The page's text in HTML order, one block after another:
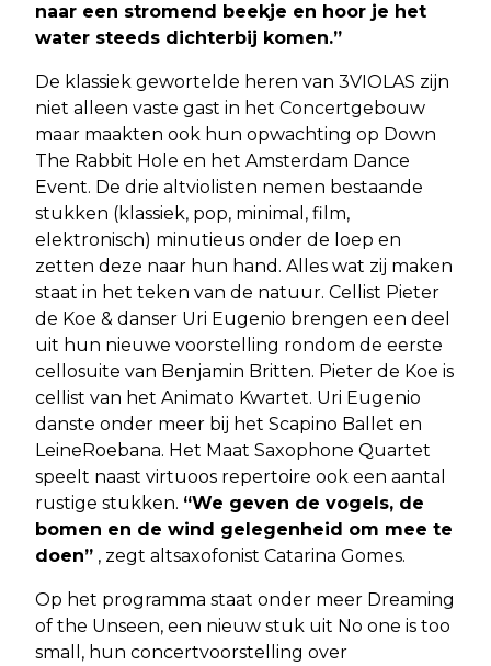
naar een stromend beekje en hoor je het
water steeds dichterbij komen.”
De klassiek gewortelde heren van 3VIOLAS zijn
niet alleen vaste gast in het Concertgebouw
maar maakten ook hun opwachting op Down
The Rabbit Hole en het Amsterdam Dance
Event. De drie altviolisten nemen bestaande
stukken (klassiek, pop, minimal, film,
elektronisch) minutieus onder de loep en
zetten deze naar hun hand. Alles wat zij maken
staat in het teken van de natuur. Cellist Pieter
de Koe & danser Uri Eugenio brengen een deel
uit hun nieuwe voorstelling rondom de eerste
cellosuite van Benjamin Britten. Pieter de Koe is
cellist van het Animato Kwartet. Uri Eugenio
danste onder meer bij het Scapino Ballet en
LeineRoebana. Het Maat Saxophone Quartet
speelt naast virtuoos repertoire ook een aantal
rustige stukken. “We geven de vogels, de
bomen en de wind gelegenheid om mee te
doen” , zegt altsaxofonist Catarina Gomes.
Op het programma staat onder meer Dreaming
of the Unseen, een nieuw stuk uit No one is too
small, hun concertvoorstelling over